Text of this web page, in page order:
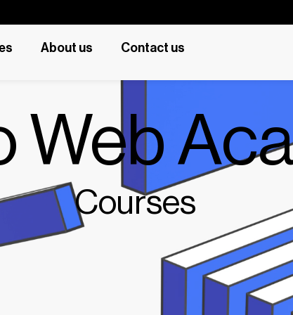
About us Contact us
Courses
Web